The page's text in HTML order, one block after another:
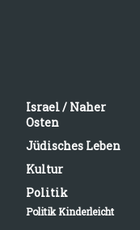
Israel / Naher
Osten
Jüdisches Leben
Kultur
Politik
Politik Kinderleicht